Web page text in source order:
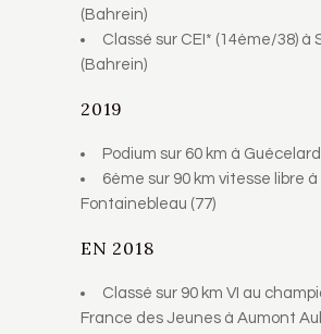
(Bahrein)
Classé sur CEI* (14ème/38) à
(Bahrein)
2019
Podium sur 60 km à Guécelard
6ème sur 90 km vitesse libre à
Fontainebleau (77)
EN 2018
Classé sur 90 km VI au
France des Jeunes à Aumont